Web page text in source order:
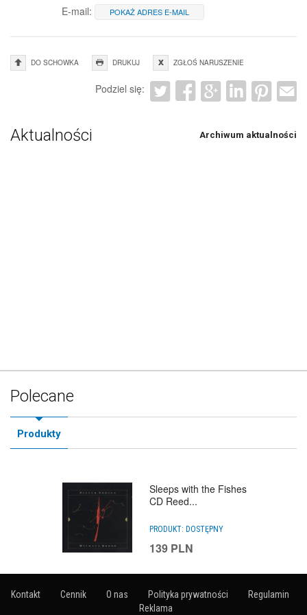
E-mail:
POKAŻ ADRES E-MAIL
DO SCHOWKA DRUKUJ ZGŁOŚ NARUSZENIE
Podziel się:
Aktualności Archiwum aktualności
Polecane
Produkty
Sleeps with the Fishes
CD Reed...
PRODUKT: DOSTĘPNY
139 PLN
Kontakt Cennik O nas Polityka prywatności
Regulamin
Reklama